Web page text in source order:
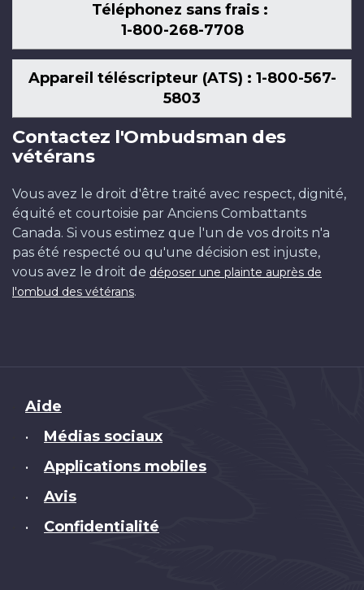
Téléphonez sans frais :
1-800-268-7708
Appareil téléscripteur (ATS) : 1-800-567-
5803
Contactez l'Ombudsman des
vétérans
Vous avez le droit d'être traité avec respect, dignité,
équité et courtoisie par Anciens Combattants
Canada. Si vous estimez que l'un de vos droits n'a
pas été respecté ou qu'une décision est injuste,
vous avez le droit de déposer une plainte auprès de
l'ombud des vétérans.
Brand
Aide
• Médias sociaux
• Applications mobiles
• Avis
• Confidentialité